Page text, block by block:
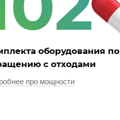
оборудования по
с отходами
про мощности